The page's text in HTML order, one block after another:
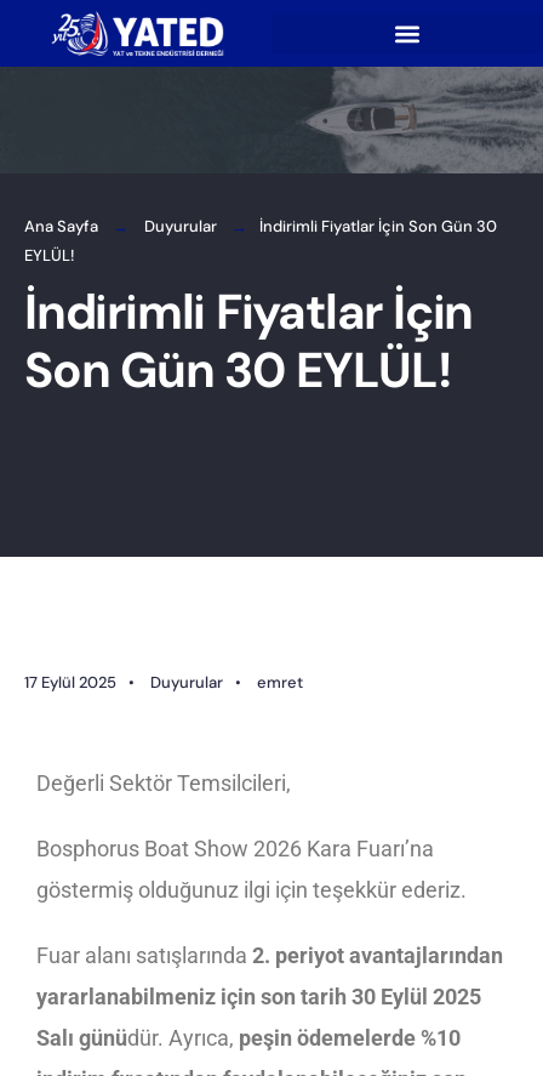
Ana Sayfa Duyurular
İndirimli Fiyatlar İçin Son Gün 30
EYLÜL!
İndirimli Fiyatlar İçin
Son Gün 30 EYLÜL!
17 Eylül 2025 • Duyurular • emret
Değerli Sektör Temsilcileri,
Bosphorus Boat Show 2026 Kara Fuarı’na
göstermiş olduğunuz ilgi için teşekkür ederiz.
Fuar alanı satışlarında 2. periyot avantajlarından
yararlanabilmeniz için son tarih 30 Eylül 2025
Salı günüdür. Ayrıca, peşin ödemelerde %10